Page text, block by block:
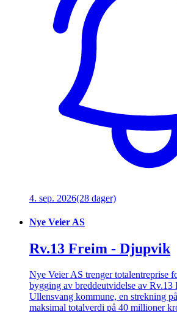
4. sep. 2026(28 dager)
Nye Veier AS
Rv.13 Freim - Djupvik
Nye Veier AS trenger totalentreprise
bygging av breddeutvidelse av
Ullensvang kommune, en strekning
maksimal totalverdi på 40 millioner